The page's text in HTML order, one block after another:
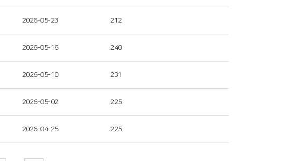
2026-05-23 212
2026-05-16 240
2026-05-10 231
2026-05-02 225
2026-04-25 225